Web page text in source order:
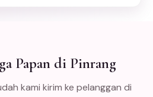
Papan di Pinrang
kami kirim ke pelanggan di